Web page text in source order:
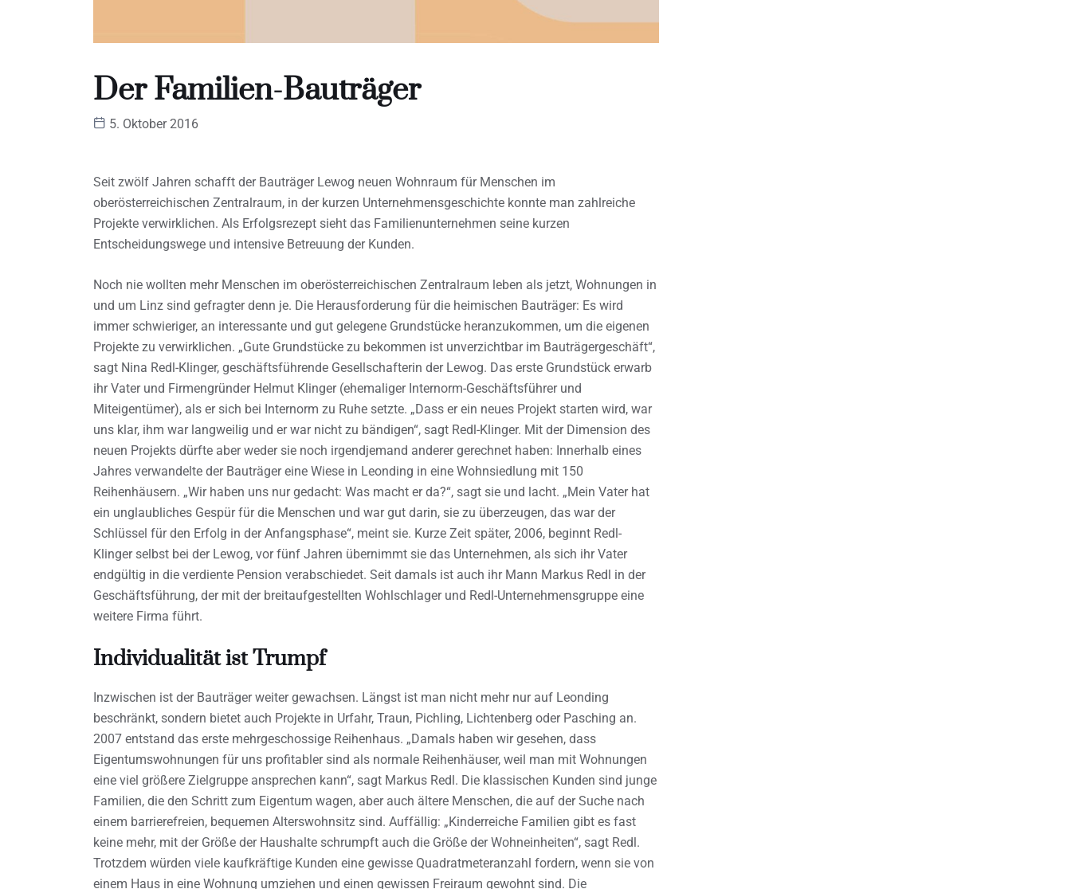
Der Familien-Bauträger
5. Oktober 2016
Seit zwölf Jahren schafft der Bauträger Lewog neuen Wohnraum für Menschen im
oberösterreichischen Zentralraum, in der kurzen Unternehmensgeschichte konnte man zahlreiche
Projekte verwirklichen. Als Erfolgsrezept sieht das Familienunternehmen seine kurzen
Entscheidungswege und intensive Betreuung der Kunden.
Noch nie wollten mehr Menschen im oberösterreichischen Zentralraum leben als jetzt, Wohnungen in
und um Linz sind gefragter denn je. Die Herausforderung für die heimischen Bauträger: Es wird
immer schwieriger, an interessante und gut gelegene Grundstücke heranzukommen, um die eigenen
Projekte zu verwirklichen. „Gute Grundstücke zu bekommen ist unverzichtbar im Bauträgergeschäft“,
sagt Nina Redl-Klinger, geschäftsführende Gesellschafterin der Lewog. Das erste Grundstück erwarb
ihr Vater und Firmengründer Helmut Klinger (ehemaliger Internorm-Geschäftsführer und
Miteigentümer), als er sich bei Internorm zu Ruhe setzte. „Dass er ein neues Projekt starten wird, war
uns klar, ihm war langweilig und er war nicht zu bändigen“, sagt Redl-Klinger. Mit der Dimension des
neuen Projekts dürfte aber weder sie noch irgendjemand anderer gerechnet haben: Innerhalb eines
Jahres verwandelte der Bauträger eine Wiese in Leonding in eine Wohnsiedlung mit 150
Reihenhäusern. „Wir haben uns nur gedacht: Was macht er da?“, sagt sie und lacht. „Mein Vater hat
ein unglaubliches Gespür für die Menschen und war gut darin, sie zu überzeugen, das war der
Schlüssel für den Erfolg in der Anfangsphase“, meint sie. Kurze Zeit später, 2006, beginnt Redl-
Klinger selbst bei der Lewog, vor fünf Jahren übernimmt sie das Unternehmen, als sich ihr Vater
endgültig in die verdiente Pension verabschiedet. Seit damals ist auch ihr Mann Markus Redl in der
Geschäftsführung, der mit der breitaufgestellten Wohlschlager und Redl-Unternehmensgruppe eine
weitere Firma führt.
Individualität ist Trumpf
Inzwischen ist der Bauträger weiter gewachsen. Längst ist man nicht mehr nur auf Leonding
beschränkt, sondern bietet auch Projekte in Urfahr, Traun, Pichling, Lichtenberg oder Pasching an.
2007 entstand das erste mehrgeschossige Reihenhaus. „Damals haben wir gesehen, dass
Eigentumswohnungen für uns profitabler sind als normale Reihenhäuser, weil man mit Wohnungen
eine viel größere Zielgruppe ansprechen kann“, sagt Markus Redl. Die klassischen Kunden sind junge
Familien, die den Schritt zum Eigentum wagen, aber auch ältere Menschen, die auf der Suche nach
einem barrierefreien, bequemen Alterswohnsitz sind. Auffällig: „Kinderreiche Familien gibt es fast
keine mehr, mit der Größe der Haushalte schrumpft auch die Größe der Wohneinheiten“, sagt Redl.
Trotzdem würden viele kaufkräftige Kunden eine gewisse Quadratmeteranzahl fordern, wenn sie von
einem Haus in eine Wohnung umziehen und einen gewissen Freiraum gewohnt sind. Die